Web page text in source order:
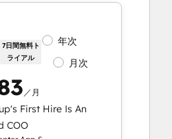
7日間無料ト
ライアル
年次
月次
／月
First Hire Is An
COO